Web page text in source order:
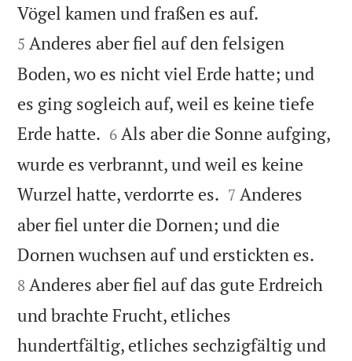
Vögel kamen und fraßen es auf.
5 Anderes aber fiel auf den felsigen
Boden, wo es nicht viel Erde hatte; und
es ging sogleich auf, weil es keine tiefe
Erde hatte. 

6 Als aber die Sonne aufging,
wurde es verbrannt, und weil es keine
Wurzel hatte, verdorrte es. 

7 Anderes
aber fiel unter die Dornen; und die
Dornen wuchsen auf und erstickten es.
8 Anderes aber fiel auf das gute Erdreich
und brachte Frucht, etliches
hundertfältig, etliches sechzigfältig und